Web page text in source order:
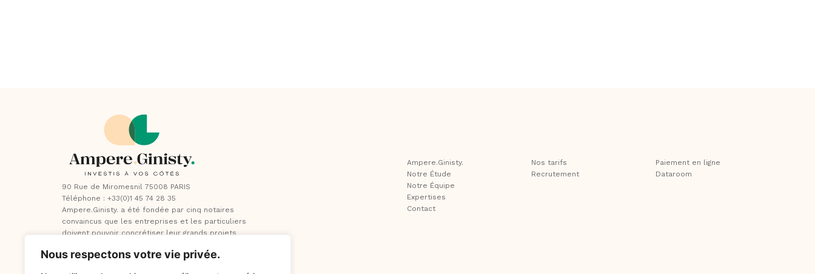
Nous respectons votre vie privée.
90 Rue de Miromesnil 75008 PARIS
Téléphone : +33(0)1 45 74 28 35
Ampere.Ginisty. a été fondée par cinq notaires
convaincus que les entreprises et les particuliers
doivent pouvoir concrétiser leur grands projets
Ampere.Ginisty.
Notre Étude
Notre Équipe
Expertises
Contact
Nos tarifs
Recrutement
Paiement en ligne
Dataroom